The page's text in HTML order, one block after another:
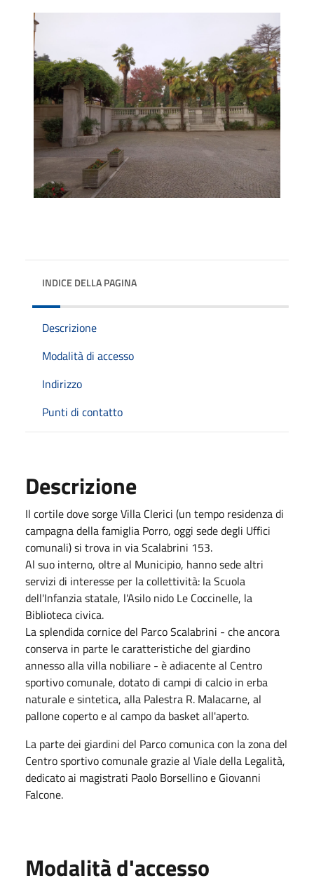
INDICE DELLA PAGINA
Descrizione
Modalità di accesso
Indirizzo
Punti di contatto
Descrizione
Il cortile dove sorge Villa Clerici (un tempo residenza di
campagna della famiglia Porro, oggi sede degli Uffici
comunali) si trova in via Scalabrini 153.
Al suo interno, oltre al Municipio, hanno sede altri
servizi di interesse per la collettività: la Scuola
dell'Infanzia statale, l'Asilo nido Le Coccinelle, la
Biblioteca civica.
La splendida cornice del Parco Scalabrini - che ancora
conserva in parte le caratteristiche del giardino
annesso alla villa nobiliare - è adiacente al Centro
sportivo comunale, dotato di campi di calcio in erba
naturale e sintetica, alla Palestra R. Malacarne, al
pallone coperto e al campo da basket all'aperto.
La parte dei giardini del Parco comunica con la zona del
Centro sportivo comunale grazie al Viale della Legalità,
dedicato ai magistrati Paolo Borsellino e Giovanni
Falcone.
Modalità d'accesso